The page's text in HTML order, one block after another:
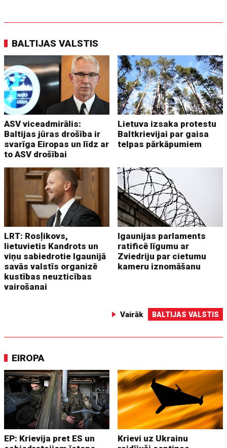
BALTIJAS VALSTIS
ASV viceadmirālis:
Baltijas jūras drošība ir
svarīga Eiropas un līdz ar
to ASV drošībai
Lietuva izsaka protestu
Baltkrievijai par gaisa
telpas pārkāpumiem
LRT: Rosļikovs,
lietuvietis Kandrots un
viņu sabiedrotie Igaunijā
savās valstīs organizē
kustības neuzticības
vairošanai
Igaunijas parlaments
ratificē līgumu ar
Zviedriju par cietumu
kameru iznomāšanu
Vairāk BALTIJAS VALSTIS
EIROPA
EP: Krievija pret ES un
Krievi uz Ukrainu